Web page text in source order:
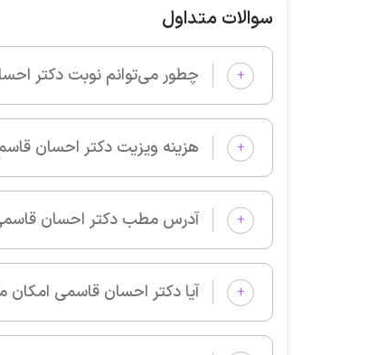
سوالات متداول
+ چطور می‌توانم نوبت دکتر احسان قاسمی را از پزشکان خوب
+ هزینه ویزیت دکتر احسان قاسمی چقدر
+ آدرس مطب دکتر احسان قاسمی کجا
+ آیا دکتر احسان قاسمی امکان مشاوره آنلاین دارد؟